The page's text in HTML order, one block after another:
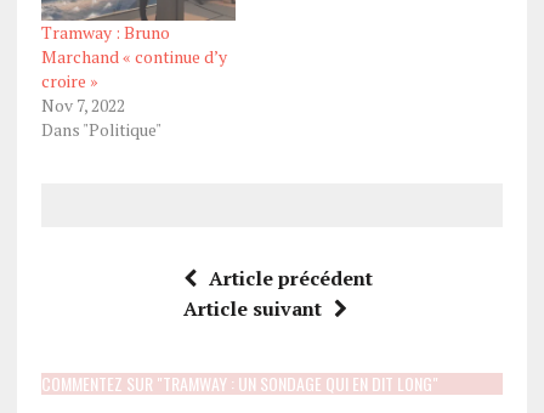
Tramway : Bruno
Marchand « continue d’y
croire »
Nov 7, 2022
Dans "Politique"
Article précédent
Article suivant
COMMENTEZ SUR "TRAMWAY : UN SONDAGE QUI EN DIT LONG"